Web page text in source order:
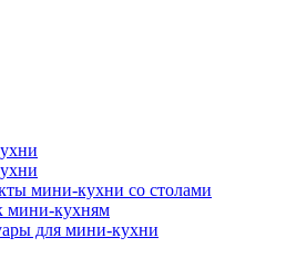
мини-кухни со столами
мини-кухням
для мини-кухни